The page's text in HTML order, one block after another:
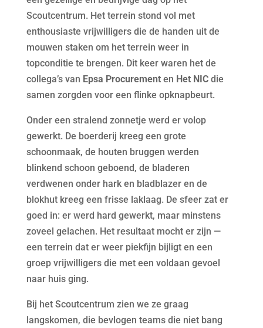
Scoutcentrum. Het terrein stond vol met
enthousiaste vrijwilligers die de handen uit de
mouwen staken om het terrein weer in
topconditie te brengen. Dit keer waren het de
collega’s van Epsa Procurementen Het NICdie
samen zorgden voor een flinke opknapbeurt.
Onder een stralend zonnetje werd er volop
gewerkt. De boerderij kreeg een grote
schoonmaak, de houten bruggen werden
blinkend schoon geboend, de bladeren
verdwenen onder hark en bladblazer en de
blokhut kreeg een frisse laklaag. De sfeer zat er
goed in: er werd hard gewerkt, maar minstens
zoveel gelachen. Het resultaat mocht er zijn —
een terrein dat er weer piekfijn bijligt en een
groep vrijwilligers die met een voldaan gevoel
naar huis ging.
Bij het Scoutcentrum zien we ze graag
langskomen, die bevlogen teams die niet bang